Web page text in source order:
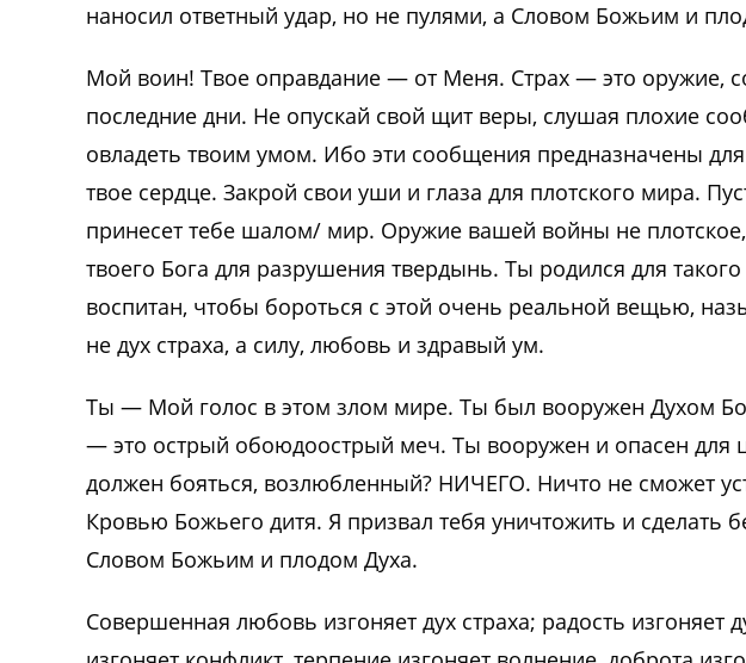
наносил ответный удар, но не пулями, а Словом Божьим и
Мой воин! Твое оправдание — от Меня. Страх — это оружие,
последние дни. Не опускай свой щит веры, слушая плохие
овладеть твоим умом. Ибо эти сообщения предназначены для
твое сердце. Закрой свои уши и глаза для плотского мира.
принесет тебе шалом/ мир. Оружие вашей войны не
твоего Бога для разрушения твердынь. Ты родился для
воспитан, чтобы бороться с этой очень реальной вещью,
не дух страха, а силу, любовь и здравый ум.
Ты — Мой голос в этом злом мире. Ты был вооружен Духом
— это острый обоюдоострый меч. Ты вооружен и опасен для
должен бояться, возлюбленный? НИЧЕГО. Ничто не сможет
Кровью Божьего дитя. Я призвал тебя уничтожить и сделать
Словом Божьим и плодом Духа.
Совершенная любовь изгоняет дух страха; радость изгоняет